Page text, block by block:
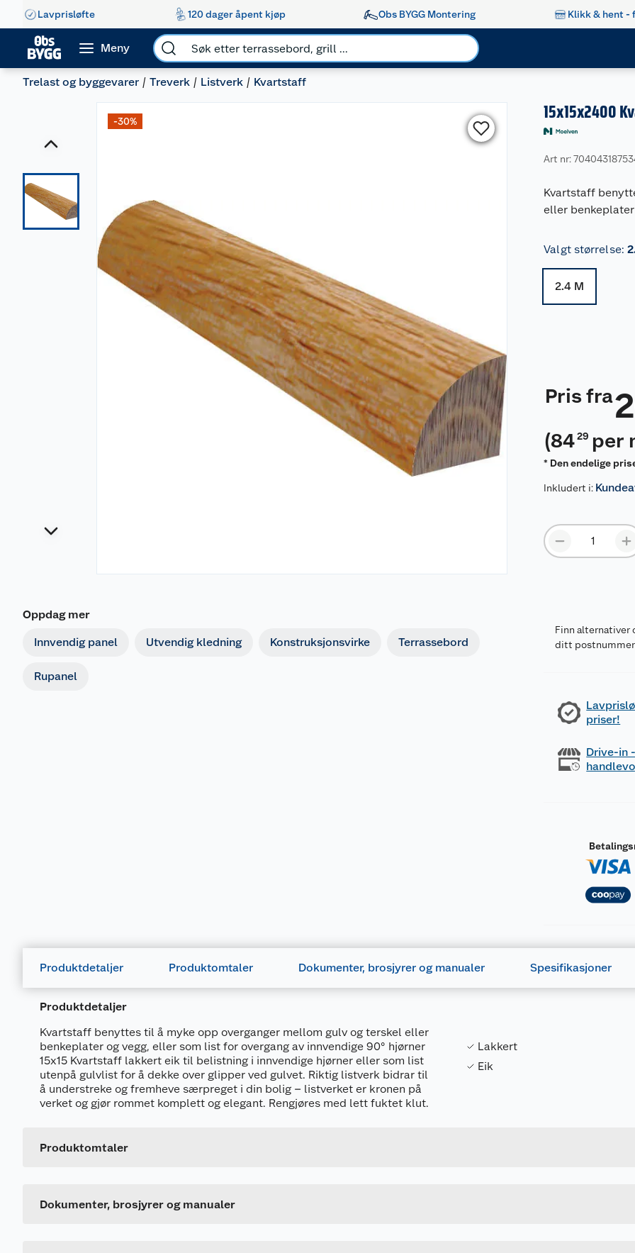
Lavprisløfte 120 dager åpent kjøp Obs BYGG Montering Klikk & hent -
Meny
Trelast og byggevarer Treverk Listverk Kvartstaff
-30%
Oppdag mer
Innvendig panel Utvendig kledning Konstruksjonsvirke Terrassebord
Rupanel
15x15x2400
Art nr:
Kvartstaff
eller
Valgt størrelse:
2.4 M
Pris fra
(8429 per
* Den endelige
Inkludert i:
Finn alternativer
ditt postnummer
priser!
Drive-in
Produktdetaljer Produktomtaler Dokumenter, brosjyrer og manualer Spesifikasjoner
Produktdetaljer
Kvartstaff benyttes til å myke opp overganger mellom gulv og terskel eller
benkeplater og vegg, eller som list for overgang av innvendige 90° hjørner
15x15 Kvartstaff lakkert eik til belistning i innvendige hjørner eller som list
utenpå gulvlist for å dekke over glipper ved gulvet. Riktig listverk bidrar til
å understreke og fremheve særpreget i din bolig – listverket er kronen på
verket og gjør rommet komplett og elegant. Rengjøres med lett fuktet klut.
Lakkert
Eik
Produktomtaler
Dokumenter, brosjyrer og manualer
Dokumentasjon
Leverandørens artikkelnummer